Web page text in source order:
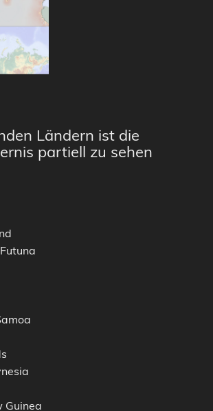
Ländern ist die
partiell zu sehen
Guinea